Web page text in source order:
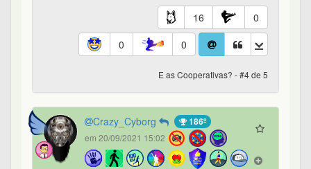
16
0
0
0
E as Cooperativas? - #4 de 5
Crazy_Cyborg 186º
em 20/09/2021 15:02